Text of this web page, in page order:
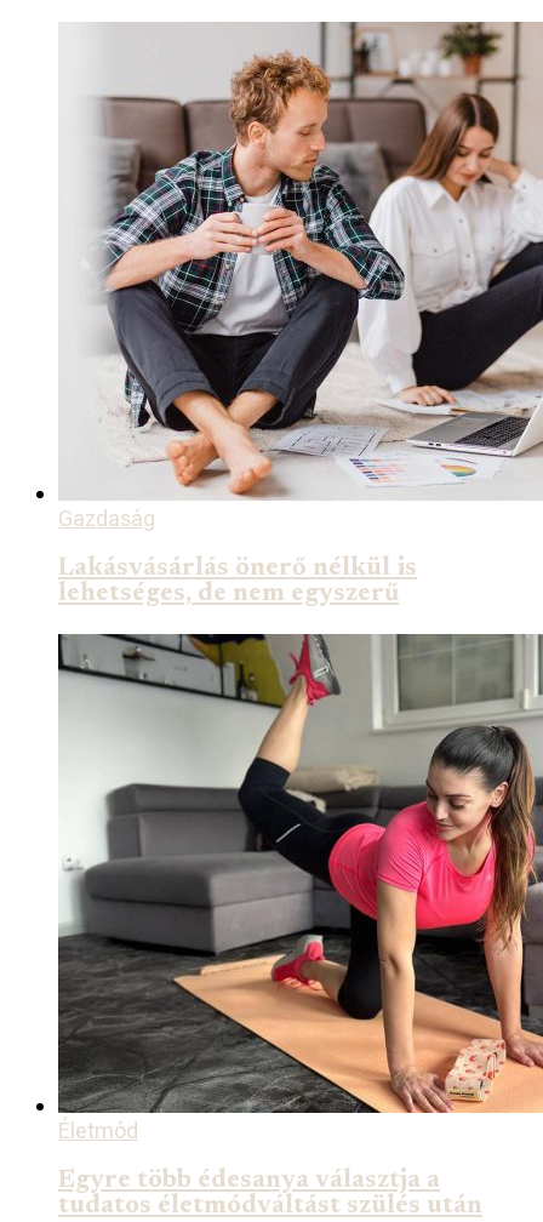
Gazdaság
Lakásvásárlás önerő nélkül is
lehetséges, de nem egyszerű
Életmód
Egyre több édesanya választja a
tudatos életmódváltást szülés után